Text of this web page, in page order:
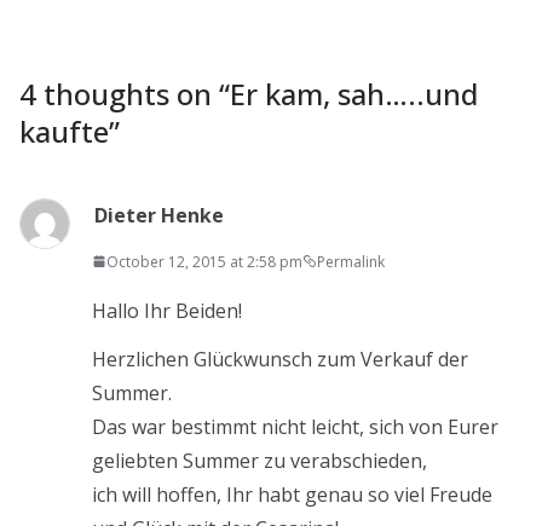
4 thoughts on “Er kam, sah…..und
kaufte”
Dieter Henke
October 12, 2015 at 2:58 pm Permalink
Hallo Ihr Beiden!
Herzlichen Glückwunsch zum Verkauf der
Summer.
Das war bestimmt nicht leicht, sich von Eurer
geliebten Summer zu verabschieden,
ich will hoffen, Ihr habt genau so viel Freude